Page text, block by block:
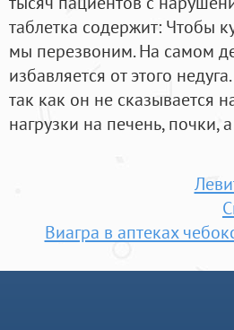
таблетка содержит: Чтобы
мы перезвоним. На самом
избавляется от этого
так как он не сказывается
нагрузки на печень, почки,
Виагра в аптеках